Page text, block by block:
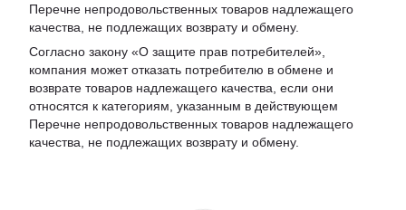
Перечне непродовольственных товаров надлежащего
качества, не подлежащих возврату и обмену.
Согласно закону «О защите прав потребителей»,
компания может отказать потребителю в обмене и
возврате товаров надлежащего качества, если они
относятся к категориям, указанным в действующем
Перечне непродовольственных товаров надлежащего
качества, не подлежащих возврату и обмену.